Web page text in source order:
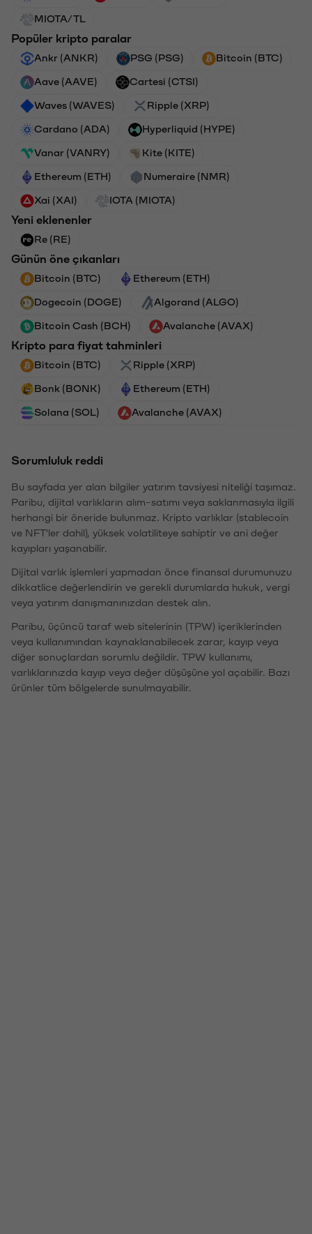
MIOTA/TL
Popüler kripto paralar
Ankr (ANKR) PSG (PSG) Bitcoin (BTC)
Aave (AAVE) Cartesi (CTSI)
Waves (WAVES) Ripple (XRP)
Cardano (ADA) Hyperliquid (HYPE)
Vanar (VANRY) Kite (KITE)
Ethereum (ETH) Numeraire (NMR)
Xai (XAI) IOTA (MIOTA)
Yeni eklenenler
Re (RE)
Günün öne çıkanları
Bitcoin (BTC) Ethereum (ETH)
Dogecoin (DOGE) Algorand (ALGO)
Bitcoin Cash (BCH) Avalanche (AVAX)
Kripto para fiyat tahminleri
Bitcoin (BTC) Ripple (XRP)
Bonk (BONK) Ethereum (ETH)
Solana (SOL) Avalanche (AVAX)
Sorumluluk reddi
Bu sayfada yer alan bilgiler yatırım tavsiyesi niteliği taşımaz.
Paribu, dijital varlıkların alım-satımı veya saklanmasıyla ilgili
herhangi bir öneride bulunmaz. Kripto varlıklar (stablecoin
ve NFT'ler dahil), yüksek volatiliteye sahiptir ve ani değer
kayıpları yaşanabilir.
Dijital varlık işlemleri yapmadan önce finansal durumunuzu
dikkatlice değerlendirin ve gerekli durumlarda hukuk, vergi
veya yatırım danışmanınızdan destek alın.
Paribu, üçüncü taraf web sitelerinin (TPW) içeriklerinden
veya kullanımından kaynaklanabilecek zarar, kayıp veya
diğer sonuçlardan sorumlu değildir. TPW kullanımı,
varlıklarınızda kayıp veya değer düşüşüne yol açabilir. Bazı
ürünler tüm bölgelerde sunulmayabilir.